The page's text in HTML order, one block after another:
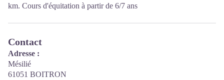
km. Cours d'équitation à partir de 6/7 ans
Contact
Adresse :
Mésilié
61051 BOITRON